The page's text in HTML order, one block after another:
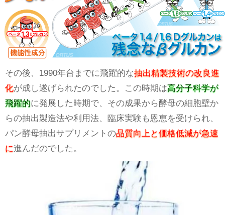
その後、1990年台までに飛躍的な抽出精製技術の改良進
化が成し遂げられたのでした。この時期は高分子科学が
飛躍的に発展した時期で、その成果から酵母の細胞壁か
らの抽出製造法や利用法、臨床実験も恩恵を受けられ、
パン酵母抽出サプリメントの品質向上と価格低減が急速
に進んだのでした。